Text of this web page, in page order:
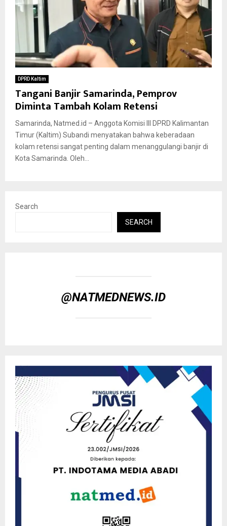
DPRD Kaltim
Tangani Banjir Samarinda, Pemprov
Diminta Tambah Kolam Retensi
Samarinda, Natmed.id – Anggota Komisi III DPRD Kalimantan
Timur (Kaltim) Subandi menyatakan bahwa keberadaan
kolam retensi sangat penting dalam menanggulangi banjir di
Kota Samarinda. Oleh...
Search
SEARCH
@NATMEDNEWS.ID